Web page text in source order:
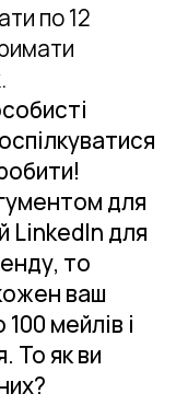
по 12
для
LinkedIn для
то
ваш
мейлів і
То як ви